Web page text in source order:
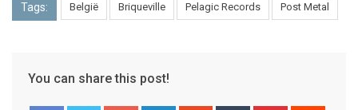
Tags: België Briqueville Pelagic Records Post Metal
You can share this post!